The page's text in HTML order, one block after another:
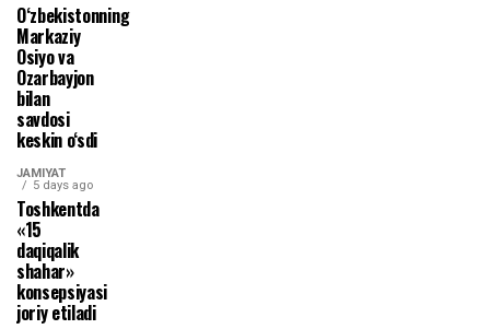
O‘zbekistonning
Markaziy
Osiyo va
Ozarbayjon
bilan
savdosi
keskin o‘sdi
JAMIYAT
5 days ago
Toshkentda
«15
daqiqalik
shahar»
konsepsiyasi
joriy etiladi